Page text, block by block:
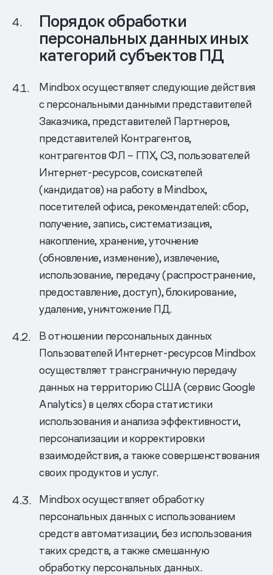
Порядок обработки
персональных данных иных
категорий субъектов ПД
Mindbox осуществляет следующие действия
с персональными данными представителей
Заказчика, представителей Партнеров,
представителей Контрагентов,
контрагентов ФЛ – ГПХ, СЗ, пользователей
Интернет-ресурсов, соискателей
(кандидатов) на работу в Mindbox,
посетителей офиса, рекомендателей: сбор,
получение, запись, систематизация,
накопление, хранение, уточнение
(обновление, изменение), извлечение,
использование, передачу (распространение,
предоставление, доступ), блокирование,
удаление, уничтожение ПД.
В отношении персональных данных
Пользователей Интернет-ресурсов Mindbox
осуществляет трансграничную передачу
данных на территорию США (сервис Google
Analytics) в целях сбора статистики
использования и анализа эффективности,
персонализации и корректировки
взаимодействия, а также совершенствования
своих продуктов и услуг.
Mindbox осуществляет обработку
персональных данных с использованием
средств автоматизации, без использования
таких средств, а также смешанную
обработку персональных данных.